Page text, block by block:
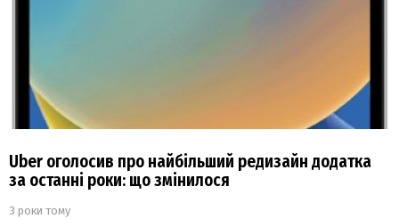
Uber оголосив про найбільший редизайн додатка
за останні роки: що змінилося
3 роки тому